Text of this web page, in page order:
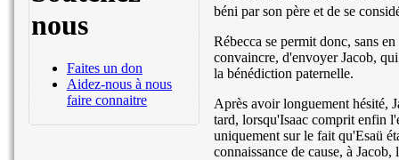
nous
Faites un don
Aidez-nous à nous
faire connaitre
béni par son père et de se
Rébecca se permit donc, sans
convaincre, d'envoyer Jacob,
la bénédiction paternelle.
Après avoir longuement hésité,
tard, lorsqu'Isaac comprit enfin
uniquement sur le fait qu'Esaü
connaissance de cause, à